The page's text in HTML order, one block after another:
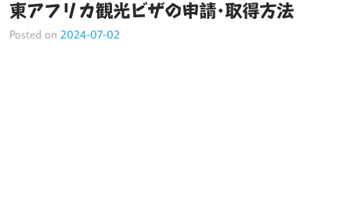
東アフリカ観光ビザの申請･取得方法
Posted on 2024-07-02